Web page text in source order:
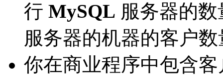
行 MySQL 服务器的
服务器的机器的客户
你在商业程序中包含